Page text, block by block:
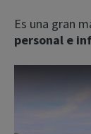
Es una gran
personal e